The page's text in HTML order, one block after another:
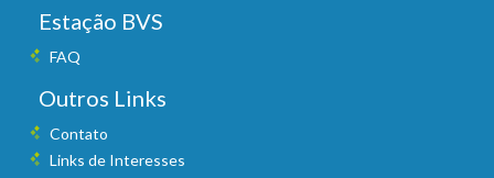
Estação BVS
FAQ
Outros Links
Contato
Links de Interesses